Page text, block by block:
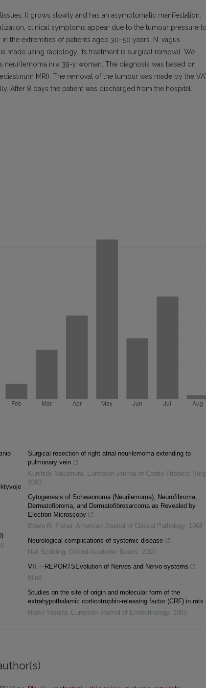
It grows slowly and has an asymptomatic manifestation.
clinical symptoms appear due to the tumour pressure to
the extremities of patients aged 30–50 years. N. vagus
made using radiology. Its treatment is surgical removal. We
neurilemoma in a 39-y woman. The diagnosis was based on
MRI). The removal of the tumour was made by the
After 8 days the patient was discharged from the hospital.
Surgical resection of right atrial neurilemoma extending to
pulmonary vein
Kunihide Nakamura, European Journal of Cardio-Thoracic
2003
Cytogenesis of Schwannoma (Neurilemoma), Neurofibroma,
Dermatofibroma, and Dermatofibrosarcoma as Revealed by
Electron Microscopy
Edwin R. Fisher, American Journal of Clinical Pathology, 1968
Neurological complications of systemic disease
Neil Scolding, Oxford Academic Books, 2010
VII.—REPORTSEvolution of Nerves and Nervo-systems
Mind
Studies on the site of origin and molecular form of the
extrahypothalamic corticotrophin-releasing factor (CRF) in rats
Naoki Yasuda, European Journal of Endocrinology, 1985